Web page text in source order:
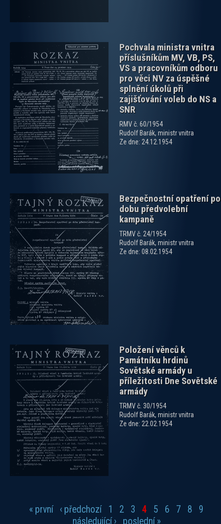
Pochvala ministra vnitra
příslušníkům MV, VB, PS,
VS a pracovníkům odboru
pro věci NV za úspěšné
splnění úkolů při
zajišťování voleb do NS a
SNR
RMV č. 60/1954
Rudolf Barák, ministr vnitra
Ze dne: 24.12.1954
Bezpečnostní opatření po
dobu předvolební
kampaně
TRMV č. 24/1954
Rudolf Barák, ministr vnitra
Ze dne: 08.02.1954
zobrazit PDF dokument
Položení věnců k
Památníku hrdinů
Sovětské armády u
příležitosti Dne Sovětské
armády
TRMV č. 30/1954
Rudolf Barák, ministr vnitra
Ze dne: 22.02.1954
zobrazit PDF dokument
« první ‹ předchozí 1 2 3 4 5 6 7 8
9
následující ›
poslední »